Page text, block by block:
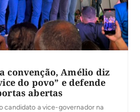
convenção, Amélio diz
do povo” e defende
abertas
candidato a vice-governador na